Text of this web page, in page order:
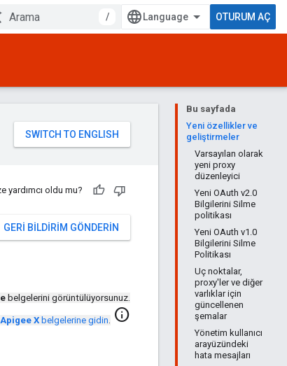
/ OTURUM AÇ
Bu sayfada
Yeni özellikler ve
geliştirmeler
Varsayılan olarak
yeni proxy
düzenleyici
Yeni OAuth v2.0
Bilgilerini Silme
politikası
Yeni OAuth v1.0
Bilgilerini Silme
Politikası
Uç noktalar,
proxy'ler ve diğer
varlıklar için
güncellenen
şemalar
Yönetim kullanıcı
arayüzündeki
hata mesajları
yardımcı oldu mu?
GERI BILDIRIM GÖNDERIN
belgelerini görüntülüyorsunuz.
Apigee X belgelerine gidin. info